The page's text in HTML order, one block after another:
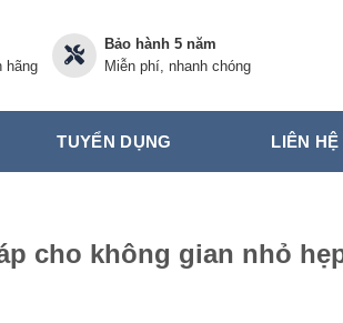
hãng
Bảo hành 5 năm
Miễn phí, nhanh chóng
TUYỂN DỤNG LIÊN HỆ
cho không gian nhỏ